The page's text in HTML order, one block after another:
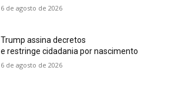
6 de agosto de 2026
Trump assina decretos
e restringe cidadania por nascimento
6 de agosto de 2026